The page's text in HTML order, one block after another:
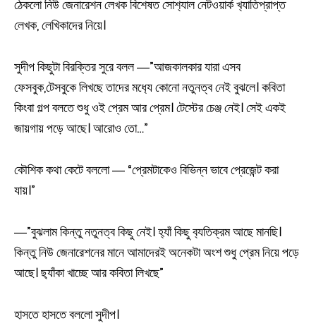
ঠেকলো নিউ জেনারেশন লেখক বিশেষত সোশ‍্যাল নেটওয়ার্ক খ‍্যাতিপ্রাপ্ত
লেখক, লেখিকাদের নিয়ে।
সুদীপ কিছুটা বিরক্তির সুরে বলল ―”আজকালকার যারা এসব
ফেসবুক,টেসবুকে লিখছে তাদের মধ‍্যে কোনো নতুনত্ব নেই বুঝলে। কবিতা
কিংবা গল্প বলতে শুধু ওই প্রেম আর প্রেম। টেস্টের চেঞ্জ নেই। সেই একই
জায়গায় পড়ে আছে। আরোও তো…”
কৌশিক কথা কেটে বললো ― “প্রেমটাকেও বিভিন্ন ভাবে প্রেজেন্ট করা
যায়।”
―”বুঝলাম কিন্তু নতুনত্ব কিছু নেই। হ‍্যাঁ কিছু ব‍্যতিক্রম আছে মানছি।
কিন্তু নিউ জেনারেশনের মানে আমাদেরই অনেকটা অংশ শুধু প্রেম নিয়ে পড়ে
আছে। ছ‍্যাঁকা খাচ্ছে আর কবিতা লিখছে”
হাসতে হাসতে বললো সুদীপ।